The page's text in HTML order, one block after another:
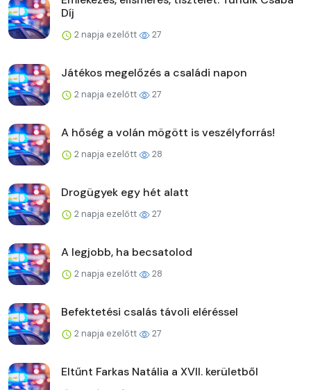
Díj
2 napja ezelőtt 27
Játékos megelőzés a családi napon
2 napja ezelőtt 27
A hőség a volán mögött is veszélyforrás!
2 napja ezelőtt 28
Drogügyek egy hét alatt
2 napja ezelőtt 27
A legjobb, ha becsatolod
2 napja ezelőtt 28
Befektetési csalás távoli eléréssel
2 napja ezelőtt 27
Eltűnt Farkas Natália a XVII. kerületből